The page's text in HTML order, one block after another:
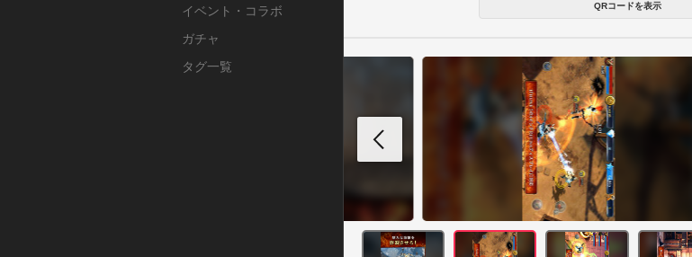
イベント・コラボ
ガチャ
タグ一覧
QRコードを表示